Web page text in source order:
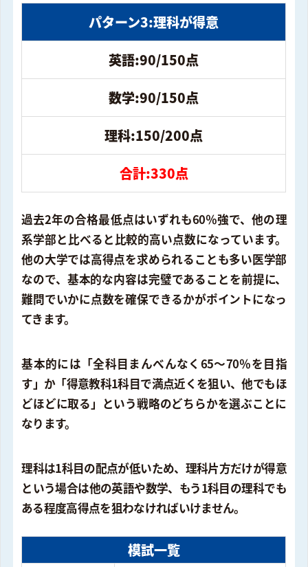
パターン3:理科が得意
英語:90/150点
数学:90/150点
理科:150/200点
合計:330点
過去2年の合格最低点はいずれも60％強で、他の理
系学部と比べると比較的高い点数になっています。
他の大学では高得点を求められることも多い医学部
なので、基本的な内容は完璧であることを前提に、
難問でいかに点数を確保できるかがポイントになっ
てきます。
基本的には「全科目まんべんなく65〜70％を目指
す」か「得意教科1科目で満点近くを狙い、他でもほ
どほどに取る」という戦略のどちらかを選ぶことに
なります。
理科は1科目の配点が低いため、理科片方だけが得意
という場合は他の英語や数学、もう1科目の理科でも
ある程度高得点を狙わなければいけません。
模試一覧